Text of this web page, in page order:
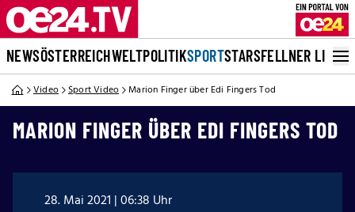
NEWSÖSTERREICHWELTPOLITIKSPORTSTARSFELLNER LIVE
Video Sport Video Marion Finger über Edi Fingers Tod
MARION FINGER ÜBER EDI FINGERS TOD
28. Mai 2021 | 06:38 Uhr